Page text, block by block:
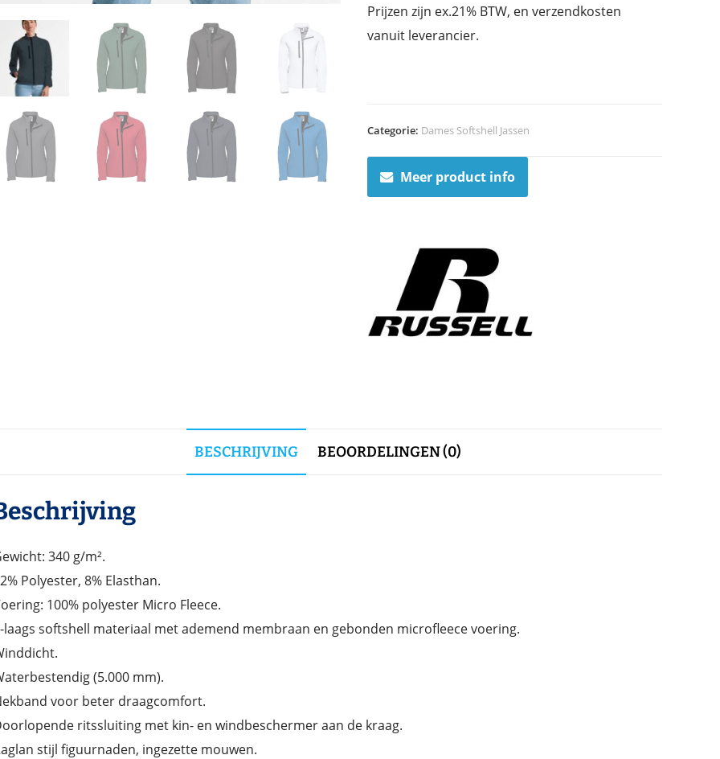
Prijzen zijn ex.21% BTW, en verzendkosten
vanuit leverancier.
Categorie: Dames Softshell Jassen
Meer product info
BESCHRIJVING BEOORDELINGEN (0)
340 g/m².
Polyester, 8% Elasthan.
100% polyester Micro Fleece.
laags softshell materiaal met ademend membraan en gebonden microfleece voering.
(5.000 mm).
voor beter draagcomfort.
ritssluiting met kin- en windbeschermer aan de kraag.
stijl figuurnaden, ingezette mouwen.